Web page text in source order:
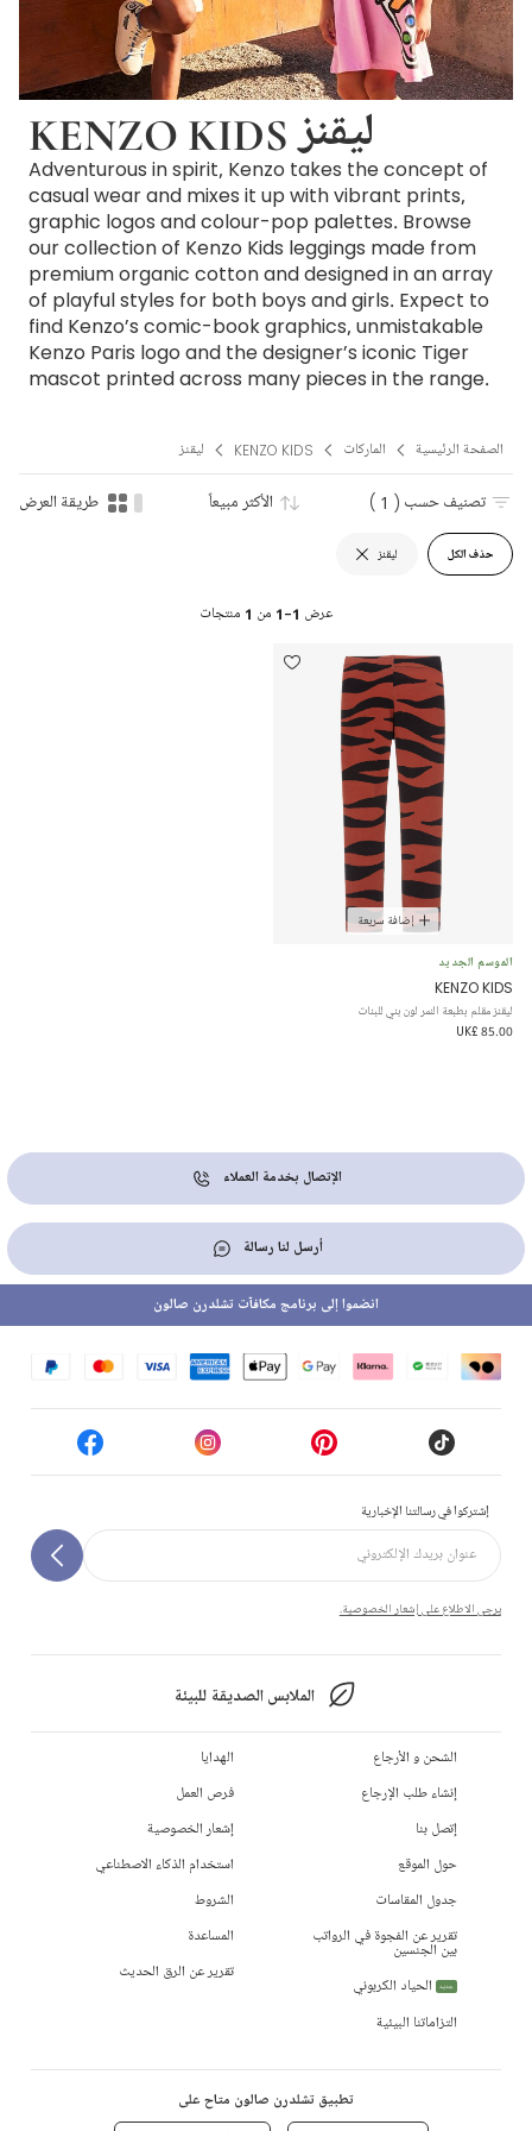
KENZO KIDS ليقنز
Adventurous in spirit, Kenzo takes the concept of
casual wear and mixes it up with vibrant prints,
graphic logos and colour-pop palettes. Browse
our collection of Kenzo Kids leggings made from
premium organic cotton and designed in an array
of playful styles for both boys and girls. Expect to
find Kenzo’s comic-book graphics, unmistakable
Kenzo Paris logo and the designer’s iconic Tiger
mascot printed across many pieces in the range.
الصفحة الرئيسية الماركات KENZO KIDS ليقنز
حذف الكل ليقنز
تصنيف حسب ( 1 ) الأكثر مبيعاً طريقة العرض
عرض 1-1 من 1 منتجات
إضافة سريعة
الموسم الجديد
KENZO KIDS
ليقنز مقلم بطبعة النمر لون بني للبنات
UK£ 85.00
الإتصال بخدمة العملاء
أرسل لنا رسالة
إشتركوا في رسالتنا الإخبارية
يرجى الاطلاع على إشعار الخصوصية.
الملابس الصديقة للبيئة
انضموا إلى برنامج مكافآت تشلدرن صالون
الشحن و الأرجاع
إنشاء طلب الإرجاع
إتصل بنا
حول الموقع
جدول المقاسات
تقرير عن الفجوة في الرواتب
بين الجنسين
جديد
الحياد الكربوني
التزاماتنا البيئية
الهدايا
فرص العمل
إشعار الخصوصية
استخدام الذكاء الاصطناعي
الشروط
المساعدة
تقرير عن الرق الحديث
تطبيق تشلدرن صالون متاح على